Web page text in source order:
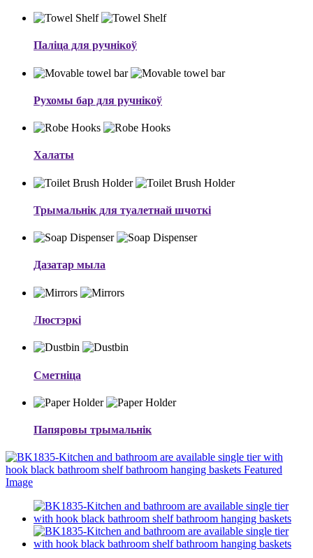
Паліца для ручнікоў
Рухомы бар для ручнікоў
Халаты
Трымальнік для туалетнай шчоткі
Дазатар мыла
Люстэркі
Сметніца
Папяровы трымальнік